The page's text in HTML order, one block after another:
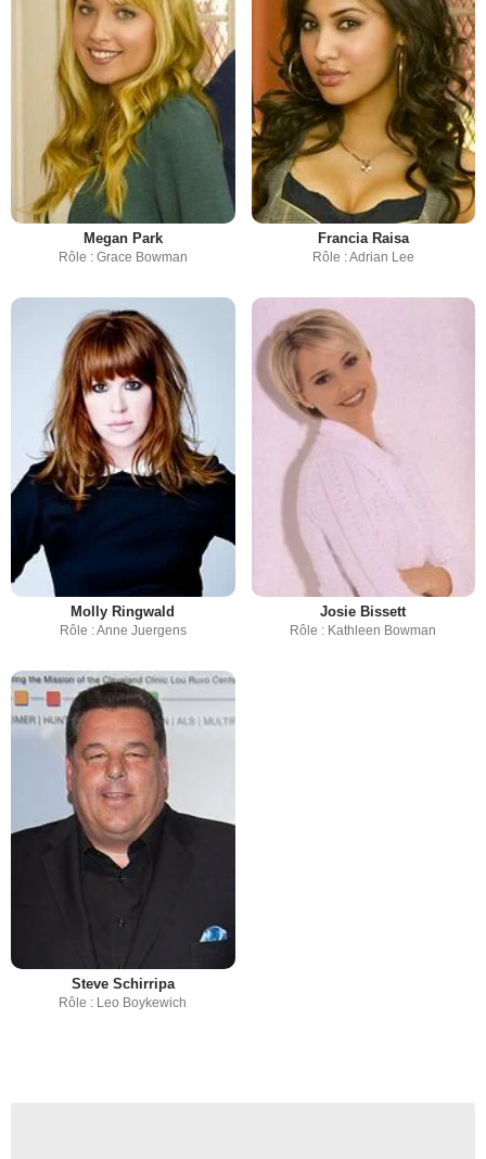
Megan Park
Rôle : Grace Bowman
Francia Raisa
Rôle : Adrian Lee
Molly Ringwald
Rôle : Anne Juergens
Josie Bissett
Rôle : Kathleen Bowman
Steve Schirripa
Rôle : Leo Boykewich